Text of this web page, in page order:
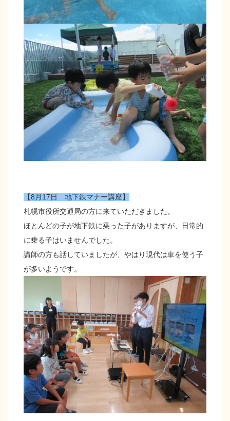
【8月17日 地下鉄マナー講座】
札幌市役所交通局の方に来ていただきました。
ほとんどの子が地下鉄に乗った子がありますが、日常的
に乗る子はいませんでした。
講師の方も話していましたが、やはり現代は車を使う子
が多いようです。